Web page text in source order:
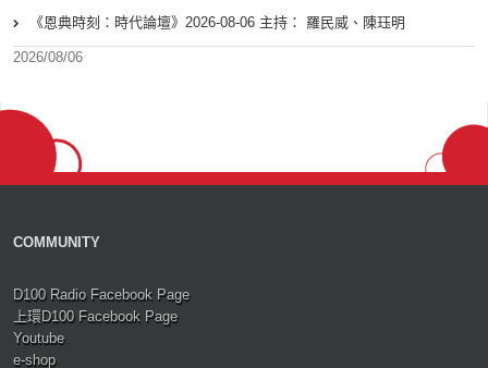
《恩典時刻：時代論壇》2026-08-06 主持： 羅民威、陳珏明
2026/08/06
COMMUNITY
D100 Radio Facebook Page
上環D100 Facebook Page
Youtube
e-shop